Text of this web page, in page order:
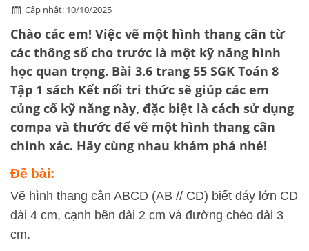
Cập nhật: 10/10/2025
Chào các em! Việc vẽ một hình thang cân từ
các thông số cho trước là một kỹ năng hình
học quan trọng. Bài 3.6 trang 55 SGK Toán 8
Tập 1 sách Kết nối tri thức sẽ giúp các em
củng cố kỹ năng này, đặc biệt là cách sử dụng
compa và thước để vẽ một hình thang cân
chính xác. Hãy cùng nhau khám phá nhé!
Đề bài:
Vẽ hình thang cân ABCD (AB // CD) biết đáy lớn CD
dài 4 cm, cạnh bên dài 2 cm và đường chéo dài 3
cm.